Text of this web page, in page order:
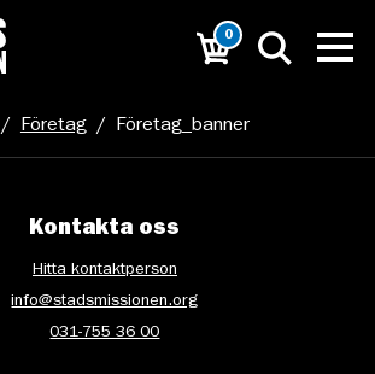
0
/ Företag / Företag_banner
Kontakta oss
Hitta kontaktperson
info@stadsmissionen.org
031-755 36 00